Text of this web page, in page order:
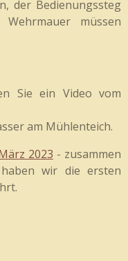
der Bedienungssteg
müssen
Sie ein Video vom
am Mühlenteich.
2023 - zusammen
wir die ersten